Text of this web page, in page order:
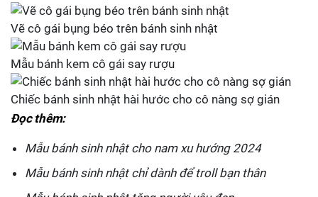
Vẽ cô gái bụng béo trên bánh sinh nhật
Mẫu bánh kem cô gái say rượu
Chiếc bánh sinh nhật hài hước cho cô nàng sợ gián
Đọc thêm:
Mẫu bánh sinh nhật cho nam xu hướng 2024
Mẫu bánh sinh nhật chỉ dành để troll bạn thân